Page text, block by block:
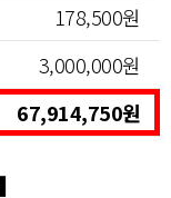
178,500원
3,000,000원
67,914,750원